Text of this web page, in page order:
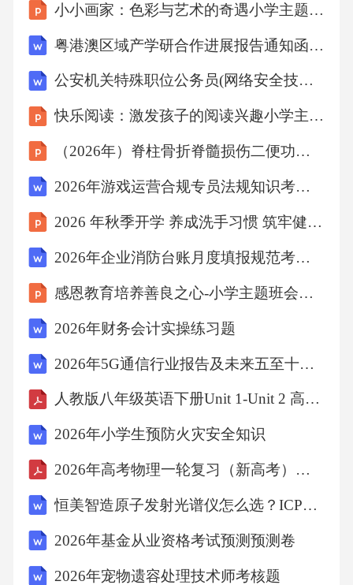
括患者的基本信息、病情记录、治疗措施、护
理措施、护理效果等。
2.4.2信息完整性护理文件必须包含所有必要的
信息，不得遗漏重要信息。
程中的所有重要事件和变化。临床实践中护理
文件书写的常见问题与挑战043.1护理文件书写
的常见问题在临床实践中，护理文件书写存在
诸多问题，影响护理质量和患者安全
3.1.1内容不规范部分护理文件内容不规范，包
括遗漏重要信息、使用口语化语言、使用缩写
和符号等。3.1.2记录不准确部分护理文件记录
不准确，包括生命体征记录错误、症状描述模
糊、治疗措施记录不完整等。3.1.3书写不及时
部分护理文件书写不及时，包括入院记录拖
延、护理记录单延迟书写等。3.1.4内容不完整
息、记录不全面等。3.2护理文件书写的挑战护
理文件书写在临床实践中面临诸多挑战，影响
小小画家：色彩与艺术的奇遇小学主题班会课件
粤港澳区域产学研合作进展报告通知函3篇范本
公安机关特殊职位公务员(网络安全技术职位)试题及答案解析(湖北省荆州市2026年)
快乐阅读：激发孩子的阅读兴趣小学主题班会课件
（2026年）脊柱骨折脊髓损伤二便功能重建护理查房课件
2026年游戏运营合规专员法规知识考试题库含答案
2026 年秋季开学 养成洗手习惯 筑牢健康防线
2026年企业消防台账月度填报规范考核模拟试题
感恩教育培养善良之心-小学主题班会课件
2026年财务会计实操练习题
2026年5G通信行业报告及未来五至十年万物互联报告
人教版八年级英语下册Unit 1-Unit 2 高频金句解析（2026春）
2026年小学生预防火灾安全知识
2026年高考物理一轮复习（新高考）第九章 第42课时 电场力的性质 培优练习（学生版+解析）
恒美智造原子发射光谱仪怎么选？ICP光谱仪HM-ICP1石化 HM-ICP2 HM-ICP3选型指南
2026年基金从业资格考试预测预测卷
2026年宠物遗容处理技术师考核题